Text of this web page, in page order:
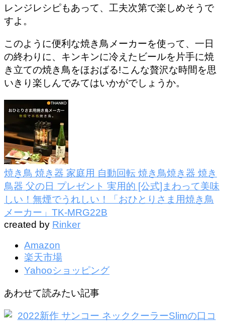
レンジレシピもあって、工夫次第で楽しめそうで
すよ。
このように便利な焼き鳥メーカーを使って、一日
の終わりに、キンキンに冷えたビールを片手に焼
き立ての焼き鳥をほおばる!こんな贅沢な時間を思
いきり楽しんでみてはいかがでしょうか。
焼き鳥 焼き器 家庭用 自動回転 焼き鳥焼き器 焼き
鳥器 父の日 プレゼント 実用的 [公式]まわって美味
しい！無煙でうれしい！「おひとりさま用焼き鳥
メーカー」TK-MRG22B
created by Rinker
Amazon
楽天市場
Yahooショッピング
あわせて読みたい記事